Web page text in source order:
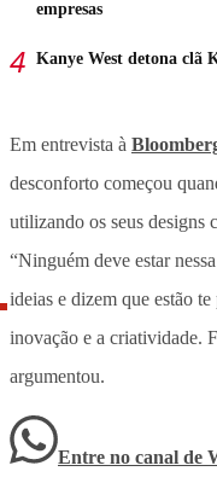
empresas
Kanye West detona clã
Em entrevista à
desconforto começou
utilizando os seus designs
“Ninguém deve estar
ideias e dizem que estão
inovação e a criatividade.
argumentou.
Entre no canal de